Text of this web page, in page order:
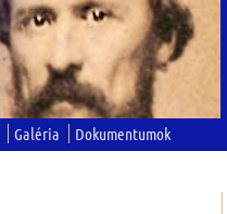
Galéria Dokumentumok